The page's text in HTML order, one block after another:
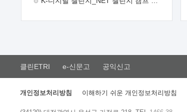
ETRI 창업/연구소기업, 기술이전/출자기업
(2 ~ 3년차) 연봉의 40%  추진일정(1)
희망기업 신청/접수(2)희망인력-희망기업
매칭(3)현장조사/ 선정(심의)(4)협약체결
26일 9월초순 9월 중순 10월 이후*
클린ETRI e-신문고 공익신고
개인정보처리방침 이해하기 쉬운 개인정보처리방침